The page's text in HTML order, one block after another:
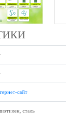
сайт
сталь